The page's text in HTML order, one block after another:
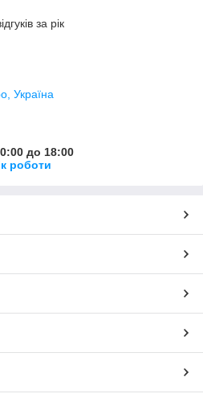
за рік
Україна
до 18:00
роботи